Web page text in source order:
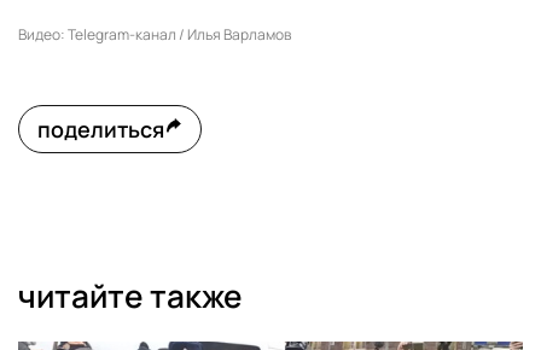
Видео: Telegram-канал / Илья Варламов
поделиться
читайте также